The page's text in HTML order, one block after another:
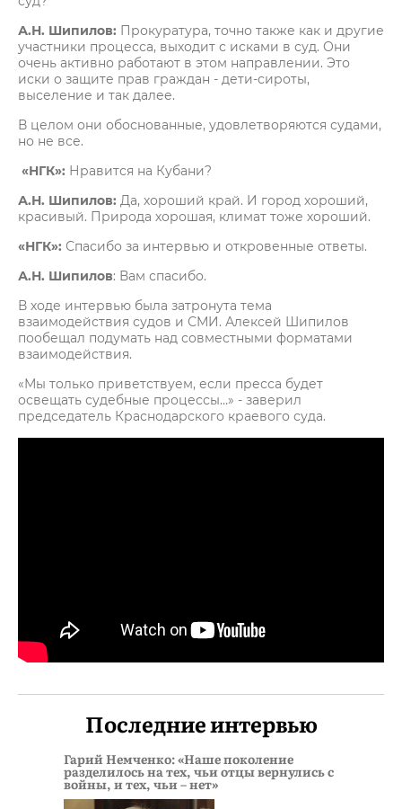
А.Н. Шипилов: Прокуратура, точно также как и другие
участники процесса, выходит с исками в суд. Они
очень активно работают в этом направлении. Это
иски о защите прав граждан - дети-сироты,
выселение и так далее.
В целом они обоснованные, удовлетворяются судами,
но не все.
«НГК»: Нравится на Кубани?
А.Н. Шипилов: Да, хороший край. И город хороший,
красивый. Природа хорошая, климат тоже хороший.
«НГК»: Спасибо за интервью и откровенные ответы.
А.Н. Шипилов: Вам спасибо.
В ходе интервью была затронута тема
взаимодействия судов и СМИ. Алексей Шипилов
пообещал подумать над совместными форматами
взаимодействия.
«Мы только приветствуем, если пресса будет
освещать судебные процессы…» - заверил
председатель Краснодарского краевого суда.
Последние интервью
Гарий Немченко: «Наше поколение
разделилось на тех, чьи отцы вернулись с
войны, и тех, чьи – нет»